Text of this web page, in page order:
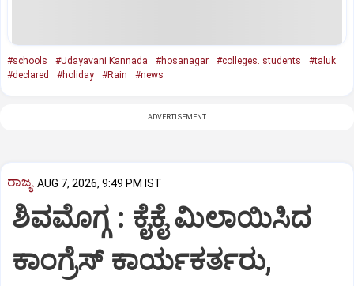
#schools #Udayavani Kannada #hosanagar #colleges. students
#taluk
#declared
#holiday #Rain #news
ADVERTISEMENT
ರಾಜ್ಯ AUG 7, 2026, 9:49 PM IST
ಶಿವಮೊಗ್ಗ : ಕೈಕೈ ಮಿಲಾಯಿಸಿದ
ಕಾಂಗ್ರೆಸ್ ಕಾರ್ಯಕರ್ತರು,